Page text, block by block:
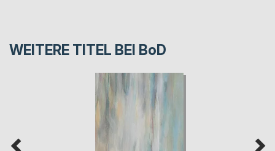
WEITERE TITEL BEI BoD